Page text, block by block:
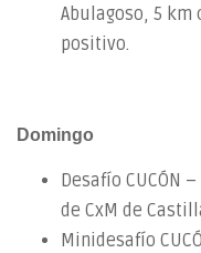
Abulagoso, 5 km
positivo.
Domingo
Desafío CUCÓN
de CxM de
Minidesafío